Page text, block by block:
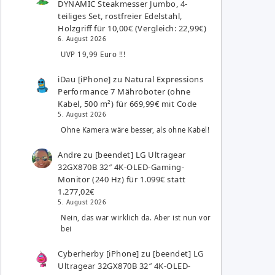
DYNAMIC Steakmesser Jumbo, 4-
teiliges Set, rostfreier Edelstahl,
Holzgriff für 10,00€ (Vergleich: 22,99€)
6. August 2026
UVP 19,99 Euro !!!
iDau [iPhone] zu Natural Expressions
Performance 7 Mähroboter (ohne
Kabel, 500 m²) für 669,99€ mit Code
5. August 2026
Ohne Kamera wäre besser, als ohne Kabel!
Andre zu [beendet] LG Ultragear
32GX870B 32″ 4K-OLED-Gaming-
Monitor (240 Hz) für 1.099€ statt
1.277,02€
5. August 2026
Nein, das war wirklich da. Aber ist nun vor
bei
Cyberherby [iPhone] zu [beendet] LG
Ultragear 32GX870B 32″ 4K-OLED-